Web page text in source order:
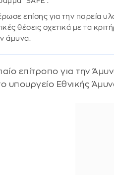
επίσης για την πορεία
θέσεις σχετικά με τα
άμυνα.
επίτροπο για την
υπουργείο Εθνικής